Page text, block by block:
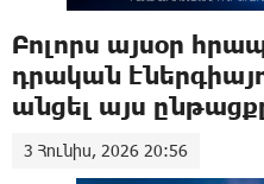
Բոլորս այսօր
դրական
անցել այս
3 Հունիս, 2026 20:56